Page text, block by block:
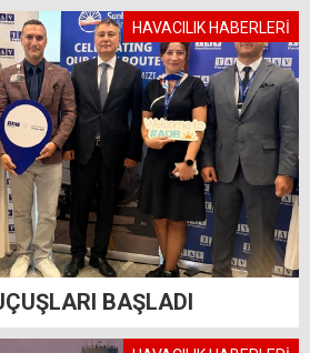
HAVACILIK HABERLERİ
BAŞLADI